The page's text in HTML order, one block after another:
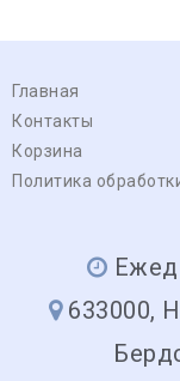
Главная
Контакты
Корзина
Политика
633000,